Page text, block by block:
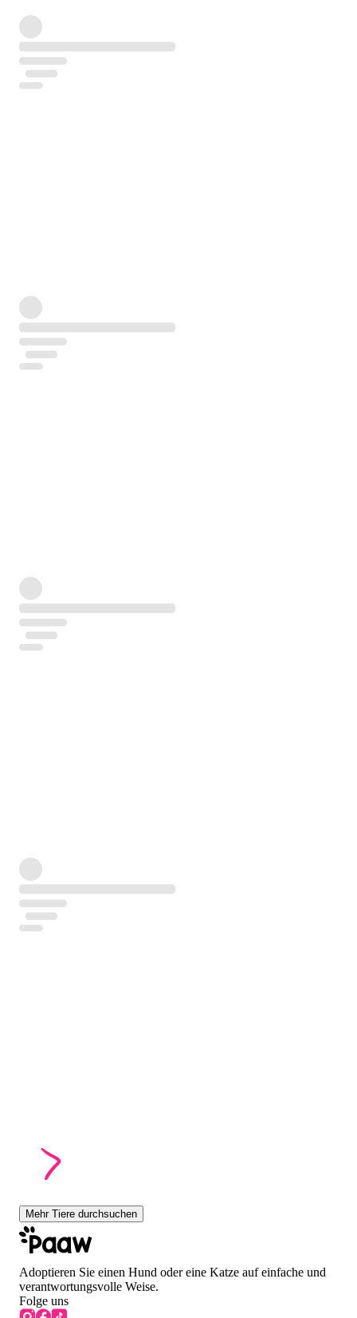
Mehr Tiere durchsuchen
Adoptieren Sie einen Hund oder eine Katze auf einfache und
verantwortungsvolle Weise.
Folge uns